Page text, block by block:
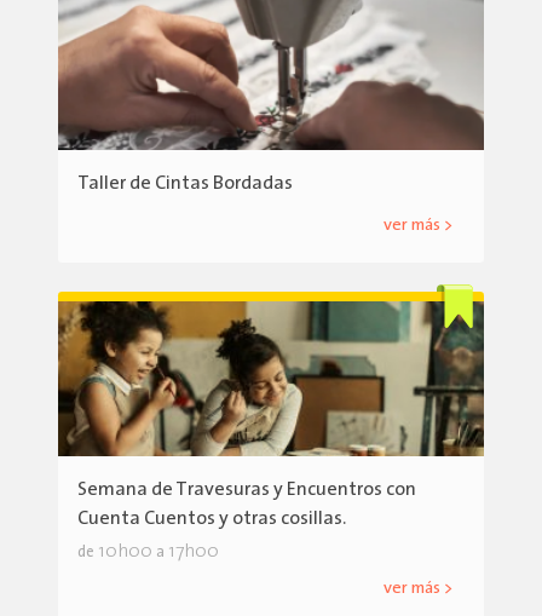
Taller de Cintas Bordadas
ver más >
Semana de Travesuras y Encuentros con
Cuenta Cuentos y otras cosillas.
de 10h00 a 17h00
ver más >